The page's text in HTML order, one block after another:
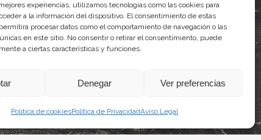
experiencias, utilizamos tecnologías como las cookies para
a la información del dispositivo. El consentimiento de estas
procesar datos como el comportamiento de navegación o las
en este sitio. No consentir o retirar el consentimiento, puede
a ciertas características y funciones.
Denegar Ver preferencias
Política de cookiesPolítica de PrivacidadAviso Legal